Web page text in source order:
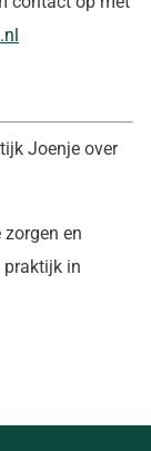
Joenje over
en
praktijk in